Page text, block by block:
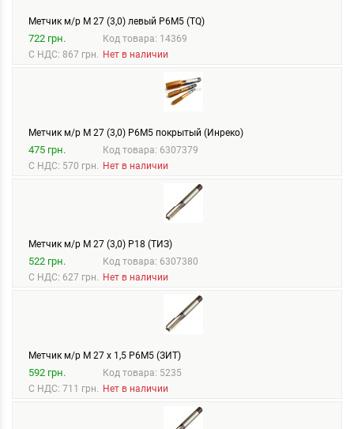
Метчик м/р М 27 (3,0) левый Р6М5 (TQ)
722 грн.
С НДС: 867 грн.
Код товара: 14369
Нет в наличии
Метчик м/р М 27 (3,0) Р6М5 покрытый (Инреко)
475 грн.
С НДС: 570 грн.
Код товара: 6307379
Нет в наличии
Метчик м/р М 27 (3,0) Р18 (ТИЗ)
522 грн.
С НДС: 627 грн.
Код товара: 6307380
Нет в наличии
Метчик м/р М 27 х 1,5 Р6М5 (ЗИТ)
592 грн.
С НДС: 711 грн.
Код товара: 5235
Нет в наличии